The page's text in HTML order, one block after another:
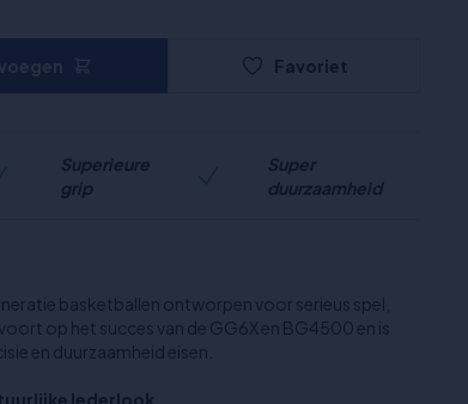
Favoriet
Superieure
grip
Super
duurzaamheid
basketballen ontworpen voor serieus spel,
op het succes van de GG6X en BG4500 en is
en duurzaamheid eisen.
lederlook